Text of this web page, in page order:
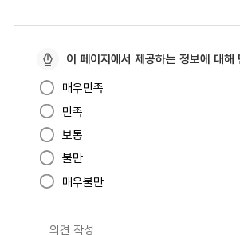
페
이
지
만
족
도
이 페이지에서 제공하는 정보에 대해
매우만족
만족
보통
불만
매우불만